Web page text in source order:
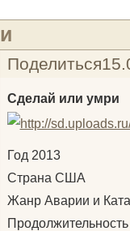
Поделиться
Сделай или умри
Год 2013
Страна США
Жанр Аварии и